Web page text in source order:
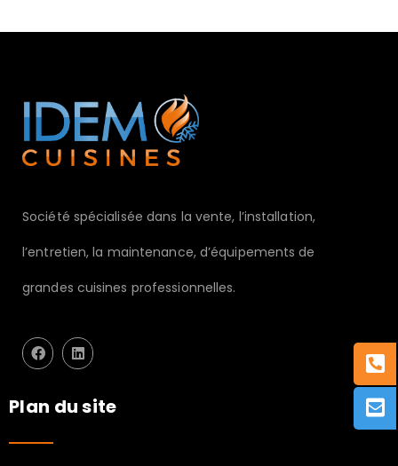
Société spécialisée dans la vente, l’installation,
l’entretien, la maintenance, d’équipements de
grandes cuisines professionnelles.
Plan du site